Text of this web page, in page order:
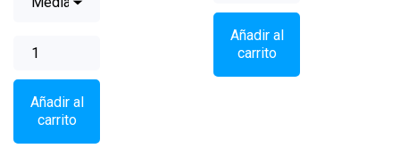
Añadir al
carrito
Añadir al
carrito